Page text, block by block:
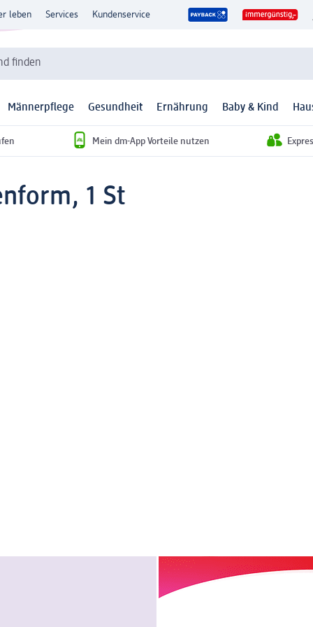
leben Services Kundenservice
finden
Männerpflege Gesundheit Ernährung Baby & Kind
Mein dm-App Vorteile nutzen
1 St